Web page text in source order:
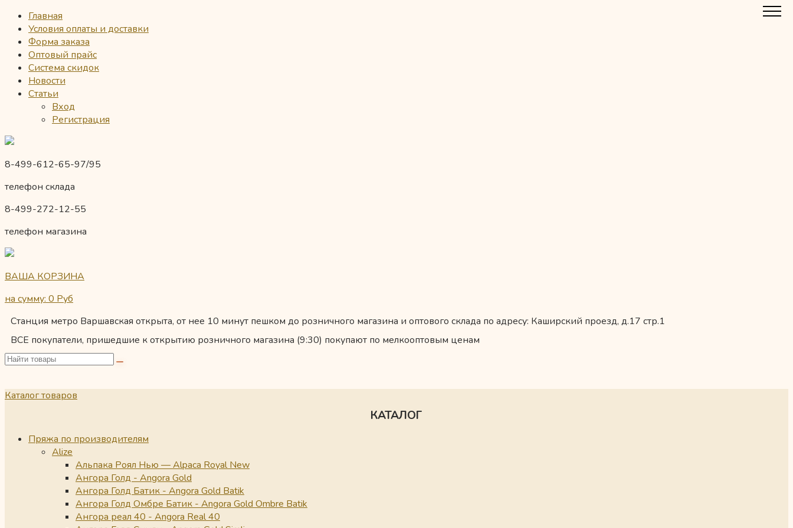
Главная
Условия оплаты и доставки
Форма заказа
Оптовый прайс
Система скидок
Новости
Статьи
Вход
Регистрация
8-499-612-65-97/95
телефон склада
8-499-272-12-55
телефон магазина
ВАША КОРЗИНА
на сумму: 0 Руб
Станция метро Варшавская открыта, от нее 10 минут пешком до розничного магазина и оптового склада по адресу: Каширский проезд, д.17 стр.1
ВСЕ покупатели, пришедшие к открытию розничного магазина (9:30) покупают по мелкооптовым ценам
Каталог товаров
КАТАЛОГ
Пряжа по производителям
Alize
Альпака Роял Нью — Alpaca Royal New
Ангора Голд - Angora Gold
Ангора Голд Батик - Angora Gold Batik
Ангора Голд Омбре Батик - Angora Gold Ombre Batik
Ангора реал 40 - Angora Real 40